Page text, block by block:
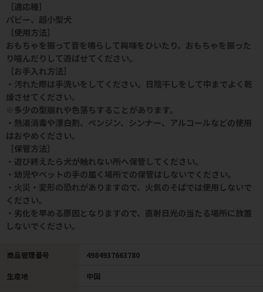
［適応種］
パピー、超小型犬
［使用方法］
おもちゃを振って音を鳴らして興味をひいたり、おもちゃを振った
り噛んだりして遊ばせてください。
［お手入れ方法］
・汚れた際は手洗いをしてください。日陰干しをして中までよく乾
燥させてください。
※多少の型崩れや色落ちすることがあります。
・熱湯消毒や漂白剤、ベンジン、シンナー、アルコールなどの使用
はおやめください。
［保管方法］
・遊び終えたら犬が触れない所へ保管してください。
・幼児やペットの手の届く場所での保管はしないでください。
・火災・変形の恐れがありますので、火気のそばでは使用しないで
ください。
・劣化を早める原因となりますので、直射日光の当たる場所に放置
しないでください。
商品管理番号 4984937663780
生産地 中国